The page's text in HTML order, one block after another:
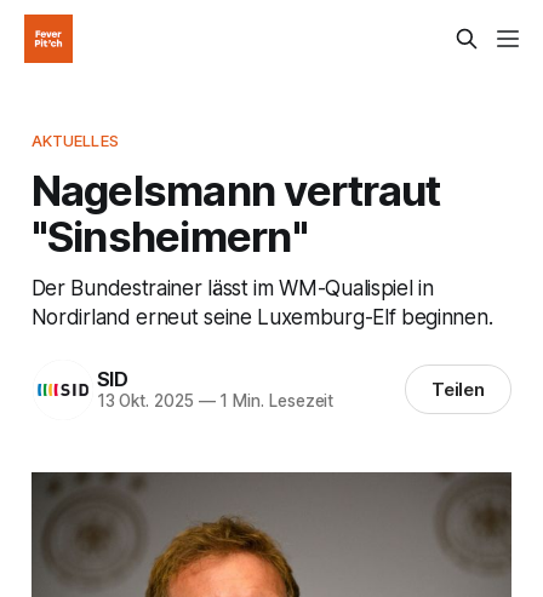
AKTUELLES
Nagelsmann vertraut
"Sinsheimern"
Der Bundestrainer lässt im WM-Qualispiel in
Nordirland erneut seine Luxemburg-Elf beginnen.
SID
13 Okt. 2025 —1 Min. Lesezeit Teilen